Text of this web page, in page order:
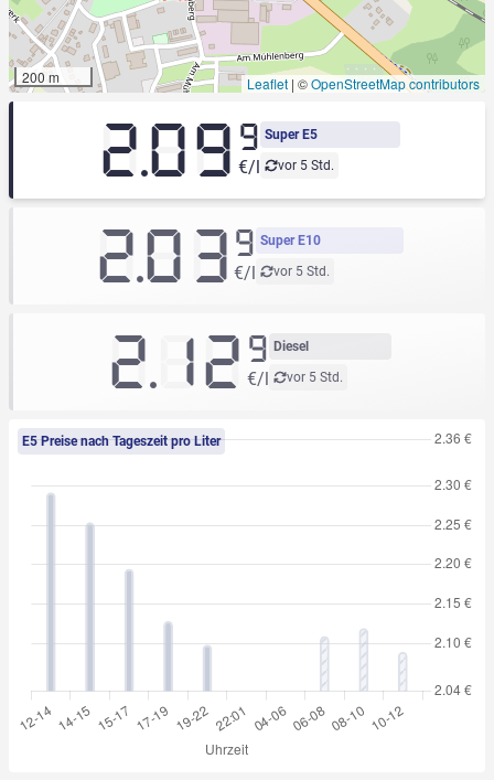
200 m Leaflet | ©OpenStreetMap contributors
Super E5
vor 5 Std.
2.09 9
€/l
Super E10
vor 5 Std.
2.039
€/l
Diesel
vor 5 Std.
2.12 9
€/l
E5 Preise nach Tageszeit pro Liter